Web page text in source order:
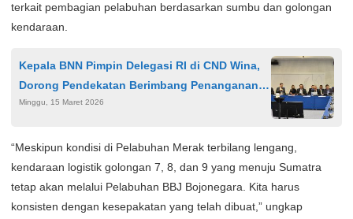
terkait pembagian pelabuhan berdasarkan sumbu dan golongan
kendaraan.
Kepala BNN Pimpin Delegasi RI di CND Wina,
Dorong Pendekatan Berimbang Penanganan
Narkotika
Minggu, 15 Maret 2026
“Meskipun kondisi di Pelabuhan Merak terbilang lengang,
kendaraan logistik golongan 7, 8, dan 9 yang menuju Sumatra
tetap akan melalui Pelabuhan BBJ Bojonegara. Kita harus
konsisten dengan kesepakatan yang telah dibuat,” ungkap